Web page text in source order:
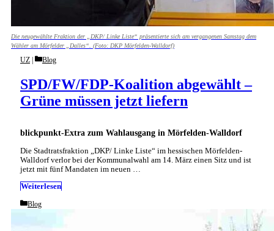
Die neugewählte Fraktion der „DKP/ Linke Liste“ präsentierte sich am vergangenen Samstag dem
Wähler am Mörfelder „Dalles“. (Foto: DKP Mörfelden-Walldorf)
blickpunkt-Extra zum Wahlausgang in Mörfelden-Walldorf
SPD/FW/FDP-Koalition abgewählt –
Grüne müssen jetzt liefern
UZ Categories
Blog
Die Stadtratsfraktion „DKP/ Linke Liste“ im hessischen Mörfelden-
Walldorf verlor bei der Kommunalwahl am 14. März einen Sitz und ist
jetzt mit fünf Mandaten im neuen …
Weiterlesen
Categories
Blog